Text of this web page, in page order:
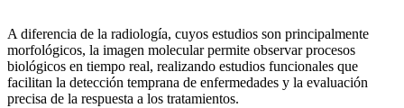
A diferencia de la radiología, cuyos estudios son principalmente
morfológicos, la imagen molecular permite observar procesos
biológicos en tiempo real, realizando estudios funcionales que
facilitan la detección temprana de enfermedades y la evaluación
precisa de la respuesta a los tratamientos.